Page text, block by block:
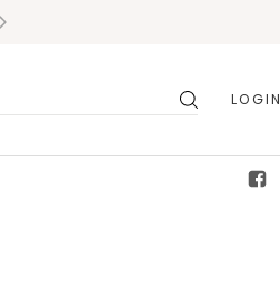
LOGIN